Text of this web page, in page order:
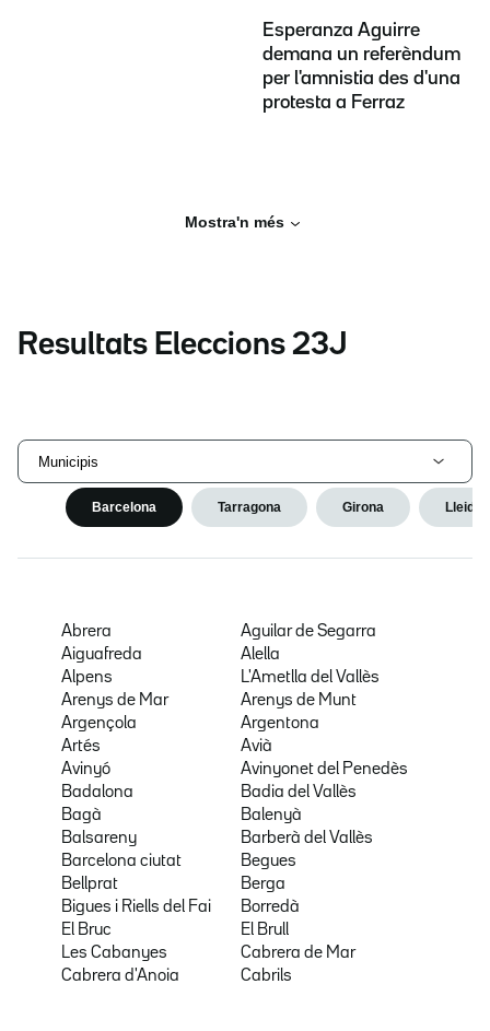
Esperanza Aguirre
demana un referèndum
per l'amnistia des d'una
protesta a Ferraz
Mostra'n més
Resultats Eleccions 23J
Municipis
Barcelona Tarragona Girona Lleida
Abrera
Aguilar de Segarra
Aiguafreda
Alella
Alpens
L'Ametlla del Vallès
Arenys de Mar
Arenys de Munt
Argençola
Argentona
Artés
Avià
Avinyó
Avinyonet del Penedès
Badalona
Badia del Vallès
Bagà
Balenyà
Balsareny
Barberà del Vallès
Barcelona ciutat
Begues
Bellprat
Berga
Bigues i Riells del Fai
Borredà
El Bruc
El Brull
Les Cabanyes
Cabrera de Mar
Cabrera d'Anoia
Cabrils